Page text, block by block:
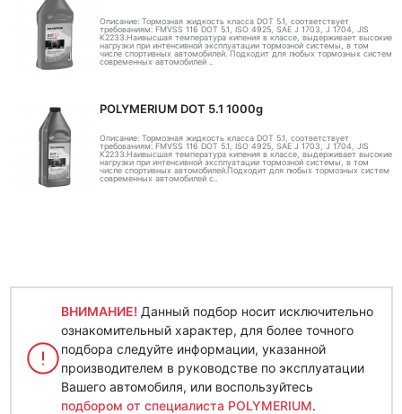
Описание: Тормозная жидкость класса DOT 5.1, соответствует
требованиям: FMVSS 116 DOT 5.1, ISO 4925, SAE J 1703, J 1704, JIS
K2233.Наивысшая температура кипения в классе, выдерживает высокие
нагрузки при интенсивной эксплуатации тормозной системы, в том
числе спортивных автомобилей. Подходит для любых тормозных систем
современных автомобилей ..
POLYMERIUM DOT 5.1 1000g
Описание: Тормозная жидкость класса DOT 5.1, соответствует
требованиям: FMVSS 116 DOT 5.1, ISO 4925, SAE J 1703, J 1704, JIS
K2233.Наивысшая температура кипения в классе, выдерживает высокие
нагрузки при интенсивной эксплуатации тормозной системы, в том
числе спортивных автомобилей.Подходит для любых тормозных систем
современных автомобилей с..
ВНИМАНИЕ! Данный подбор носит исключительно
ознакомительный характер, для более точного
подбора следуйте информации, указанной
производителем в руководстве по эксплуатации
Вашего автомобиля, или воспользуйтесь
подбором от специалиста POLYMERIUM.